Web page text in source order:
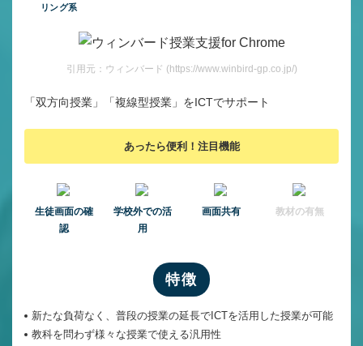
リング系
引用元：ウィンバード (https://www.winbird-gp.co.jp/)
「双方向授業」「複線型授業」をICTでサポート
あったら便利！注目機能
⽣徒画⾯の確
認
学校外での活
用
画面共有 教材の有無
特徴
新たな負荷なく、普段の授業の延長でICTを活用した授業が可能
教科を問わず様々な授業で使える汎用性